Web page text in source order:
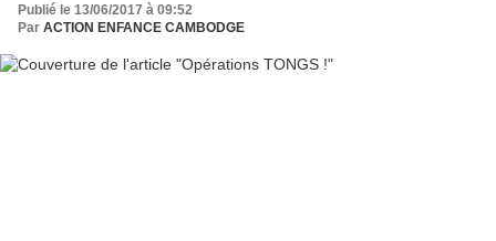
Publié le 13/06/2017 à 09:52
Par ACTION ENFANCE CAMBODGE